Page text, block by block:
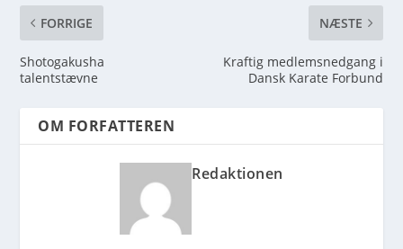
FORRIGE
Shotogakusha
talentstævne
NÆSTE
Kraftig medlemsnedgang i
Dansk Karate Forbund
OM FORFATTEREN
Redaktionen